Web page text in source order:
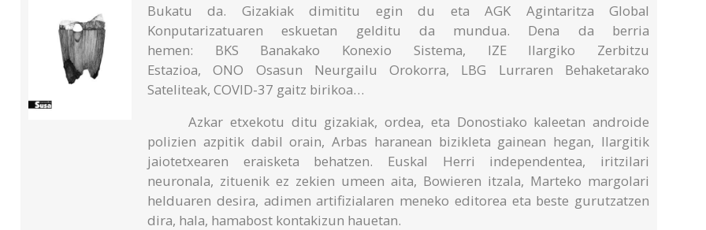
Bukatu da. Gizakiak dimititu egin du eta AGK Agintaritza Global
Konputarizatuaren eskuetan gelditu da mundua. Dena da berria
hemen: BKS Banakako Konexio Sistema, IZE Ilargiko Zerbitzu
Estazioa, ONO Osasun Neurgailu Orokorra, LBG Lurraren Behaketarako
Sateliteak, COVID-37 gaitz birikoa…
Azkar etxekotu ditu gizakiak, ordea, eta Donostiako kaleetan androide
polizien azpitik dabil orain, Arbas haranean bizikleta gainean hegan, Ilargitik
jaiotetxearen eraisketa behatzen. Euskal Herri independentea, iritzilari
neuronala, zituenik ez zekien umeen aita, Bowieren itzala, Marteko margolari
helduaren desira, adimen artifizialaren meneko editorea eta beste gurutzatzen
dira, hala, hamabost kontakizun hauetan.